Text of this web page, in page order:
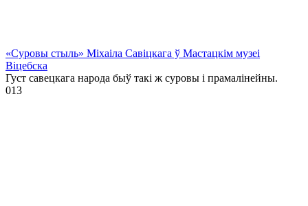
«Суровы стыль» Міхаіла Савіцкага ў Мастацкім музеі
Віцебска
Густ савецкага народа быў такі ж суровы і прамалінейны.
013